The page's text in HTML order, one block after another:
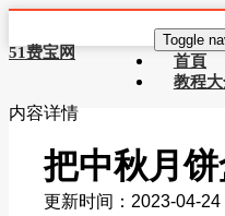
51费宝网
Toggle
首頁
教程
内容详情
把中秋月
更新时间：2023-04-24